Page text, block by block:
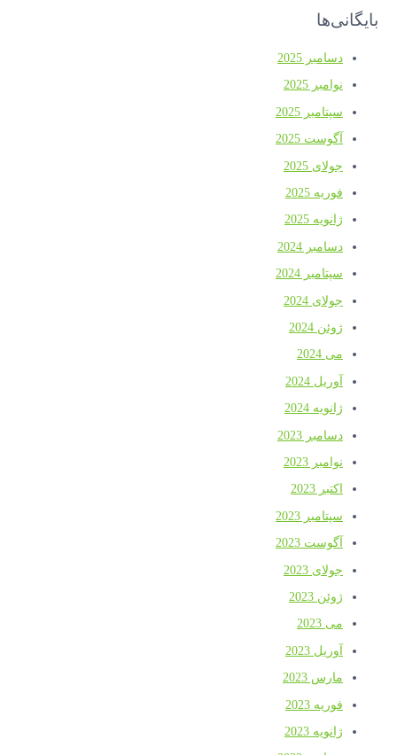
بایگانی‌ها
دسامبر 2025
نوامبر 2025
سپتامبر 2025
آگوست 2025
جولای 2025
فوریه 2025
ژانویه 2025
دسامبر 2024
سپتامبر 2024
جولای 2024
ژوئن 2024
می 2024
آوریل 2024
ژانویه 2024
دسامبر 2023
نوامبر 2023
اکتبر 2023
سپتامبر 2023
آگوست 2023
جولای 2023
ژوئن 2023
می 2023
آوریل 2023
مارس 2023
فوریه 2023
ژانویه 2023